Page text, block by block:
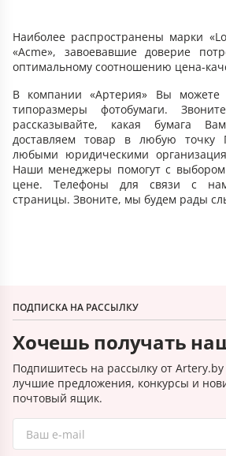
Наиболее распространены марки
«Acme», завоевавшие доверие
оптимальному соотношению цена-
В компании «Артерия» Вы можете
типоразмеры фотобумаги.
рассказывайте, какая бумага
доставляем товар в любую точку
любыми юридическими
Наши менеджеры помогут с
цене. Телефоны для связи с
страницы. Звоните, мы будем рады
ПОДПИСКА НА РАССЫЛКУ
Хочешь получать
Подпишитесь на рассылку от
лучшие предложения, конкурсы и
почтовый ящик.